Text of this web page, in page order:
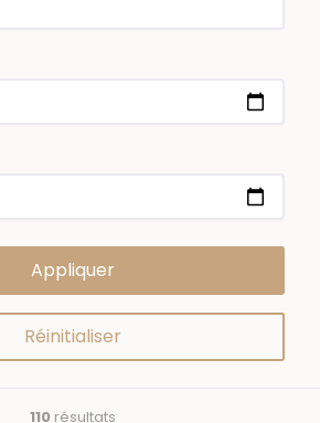
110 résultats